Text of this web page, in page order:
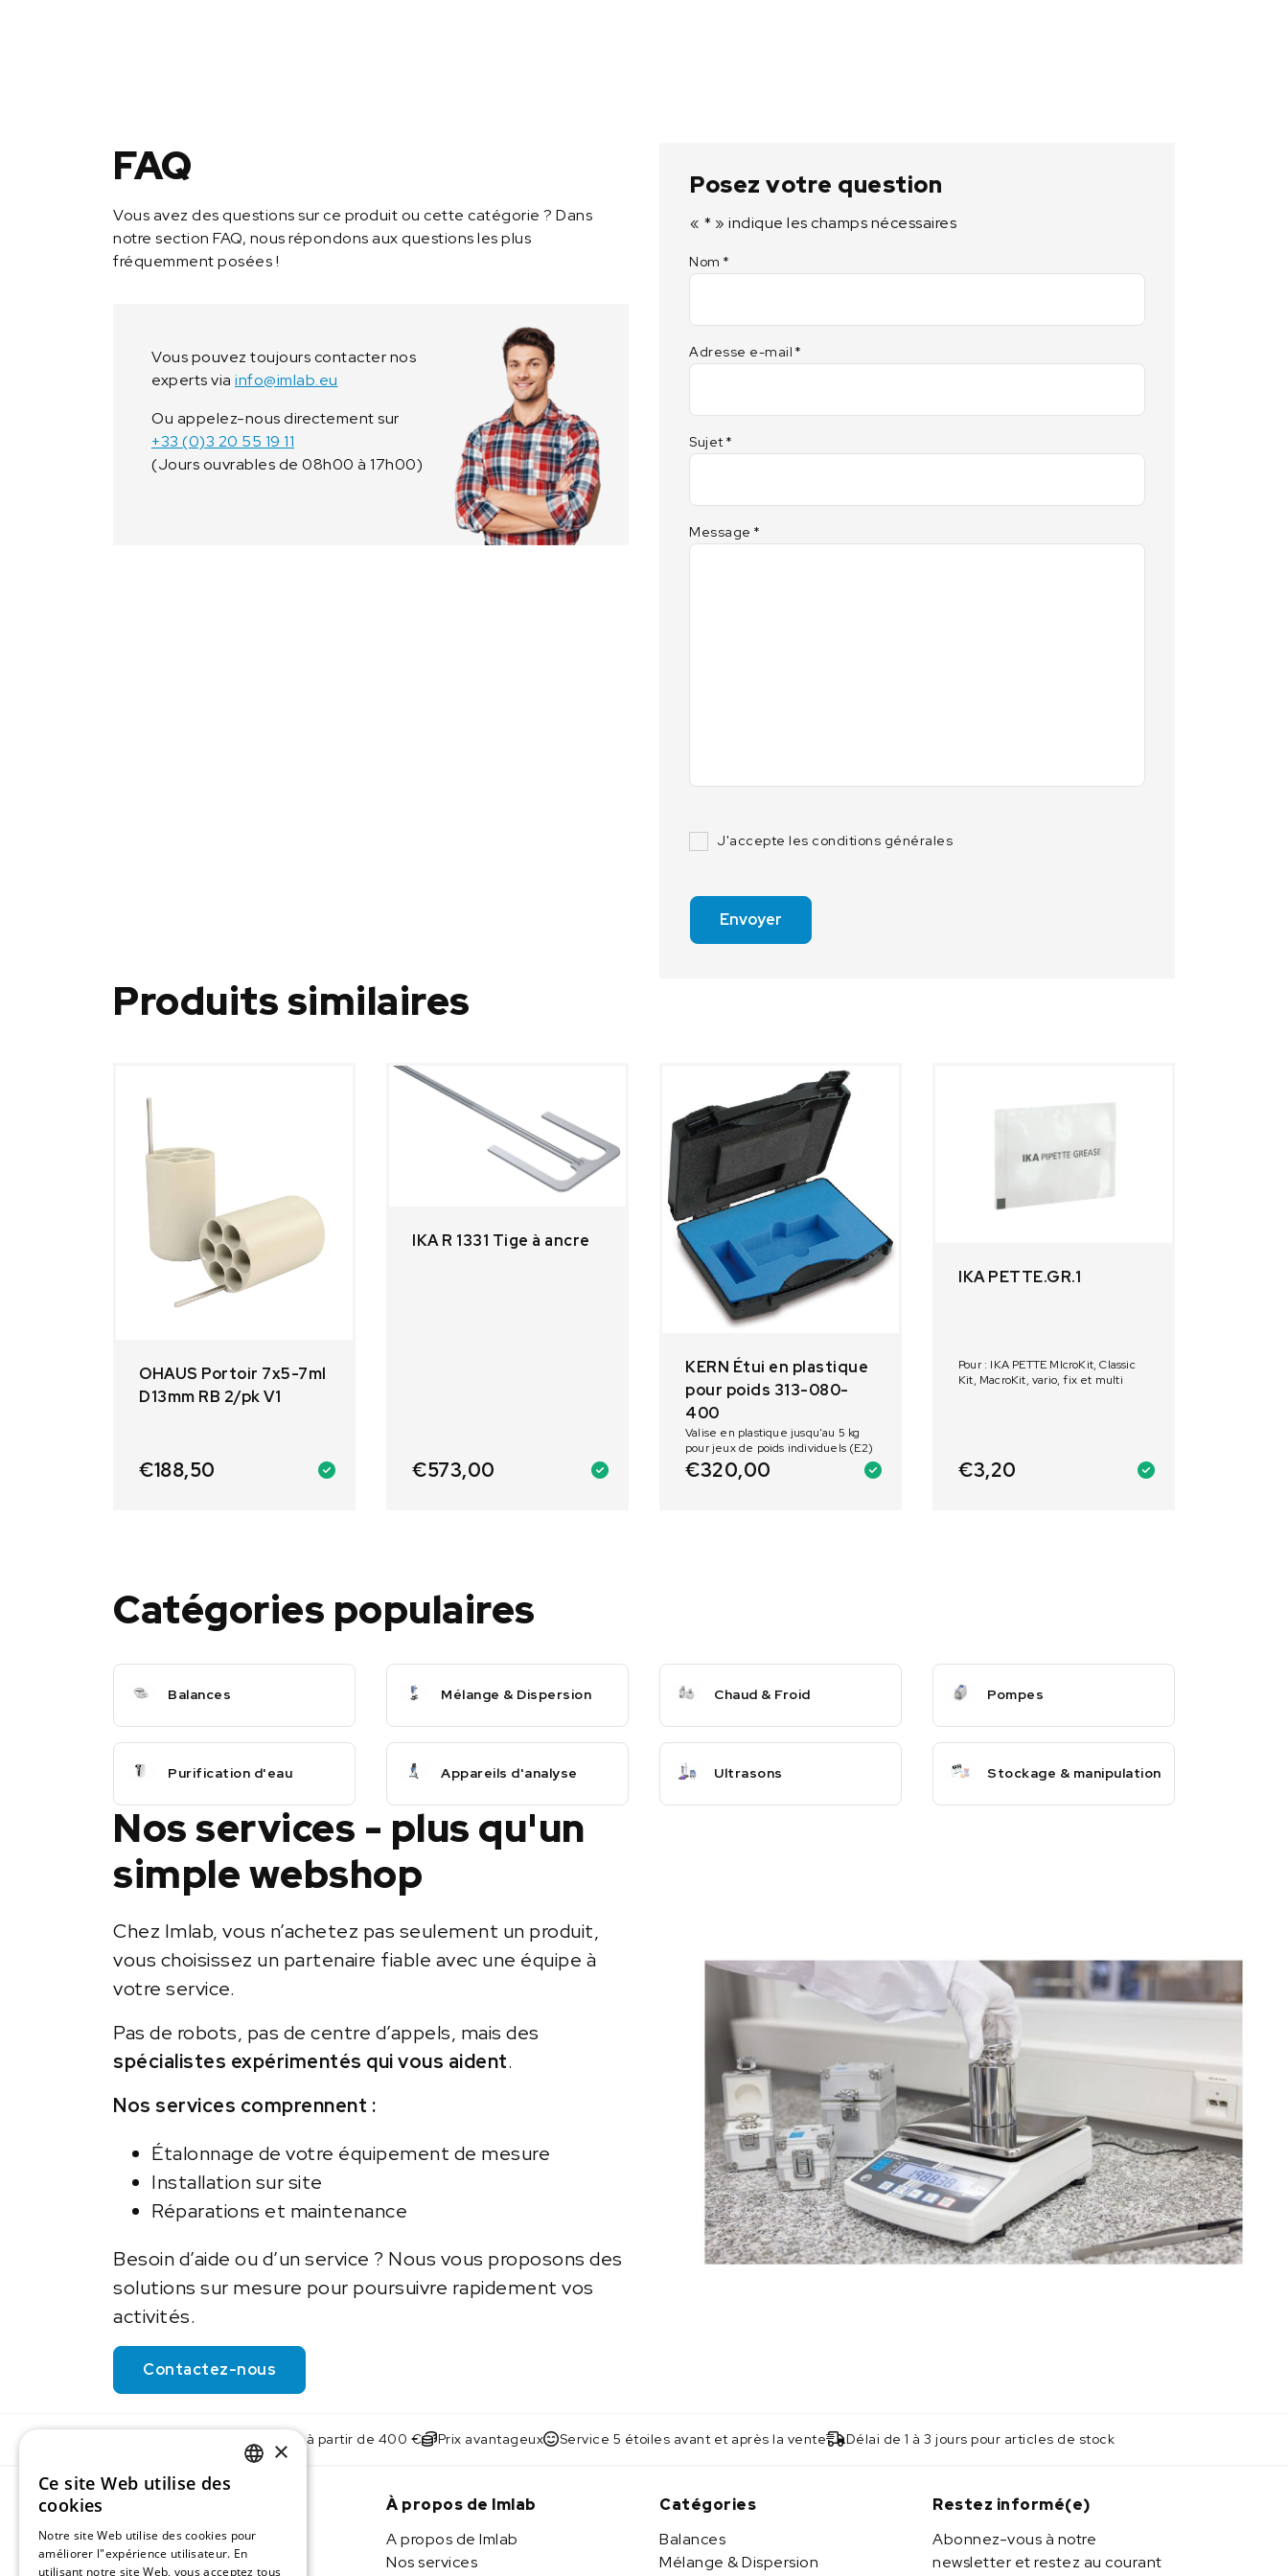
o
n
g
FAQ
Vous avez des questions sur ce produit ou cette catégorie ? Dans
notre section FAQ, nous répondons aux questions les plus
fréquemment posées !
Vous pouvez toujours contacter nos
experts via info@imlab.eu
Ou appelez-nous directement sur
+33 (0)3 20 55 19 11
(Jours ouvrables de 08h00 à 17h00)
Posez votre question
« * » indique les champs nécessaires
Nom *
Adresse e-mail *
Sujet *
Message *
J'accepte les conditions générales
Envoyer
Produits similaires
OHAUS Portoir 7x5-7ml
D13mm RB 2/pk V1
€188,50
IKA R 1331 Tige à ancre
€573,00
KERN Étui en plastique
pour poids 313-080-
400
Valise en plastique jusqu'au 5 kg
pour jeux de poids individuels (E2)
€320,00
IKA PETTE.GR.1
Pour : IKA PETTE MIcroKit, Classic
Kit, MacroKit, vario, fix et multi
€3,20
Catégories populaires
Balances Mélange & Dispersion Chaud & Froid Pompes
Purification d'eau Appareils d'analyse Ultrasons Stockage & manipulation
Nos services - plus qu'un
simple webshop
Chez Imlab, vous n’achetez pas seulement un produit,
vous choisissez un partenaire fiable avec une équipe à
votre service.
Pas de robots, pas de centre d’appels, mais des
spécialistes expérimentés qui vous aident.
Nos services comprennent :
Étalonnage de votre équipement de mesure
Installation sur site
Réparations et maintenance
Besoin d’aide ou d’un service ? Nous vous proposons des
solutions sur mesure pour poursuivre rapidement vos
activités.
Contactez-nous
Livraison offerte à partir de 400 € Prix avantageux Service 5 étoiles avant et après la vente Délai de 1 à 3 jours pour articles de stock
À propos de Imlab
A propos de Imlab
Nos services
Catégories
Balances
Mélange & Dispersion
Restez informé(e)
Abonnez-vous à notre
newsletter et restez au courant
×
Ce site Web utilise des
cookies
Notre site Web utilise des cookies pour
améliorer l"expérience utilisateur. En
utilisant notre site Web, vous acceptez tous